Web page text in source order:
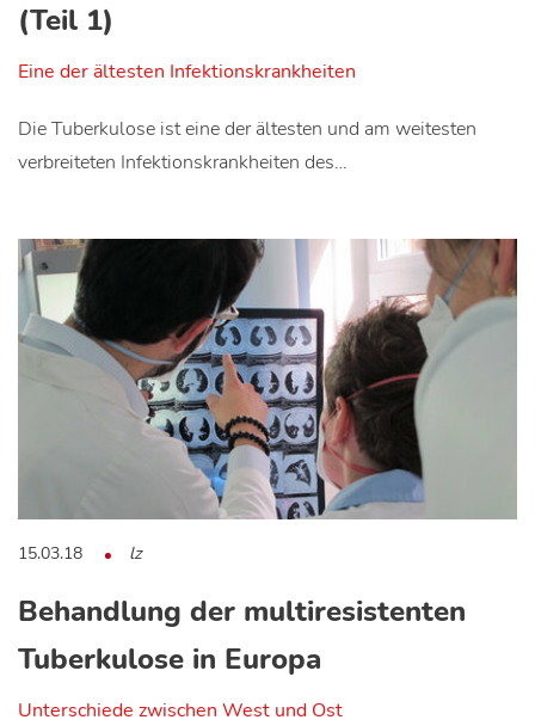
(Teil 1)
Eine der ältesten Infektionskrankheiten
Die Tuberkulose ist eine der ältesten und am weitesten
verbreiteten Infektionskrankheiten des…
15.03.18 lz
Behandlung der multiresistenten
Tuberkulose in Europa
Unterschiede zwischen West und Ost